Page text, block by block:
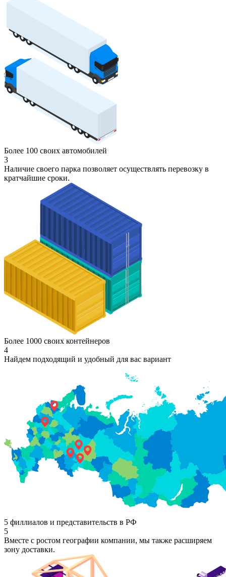
Более 100 своих автомобилей
3
Наличие своего парка позволяет осуществлять перевозку в
кратчайшие сроки.
Более 1000 своих контейнеров
4
Найдем подходящий и удобный для вас вариант
5 филлиалов и представительств в РФ
5
Вместе с ростом географии компании, мы также расширяем
зону доставки.